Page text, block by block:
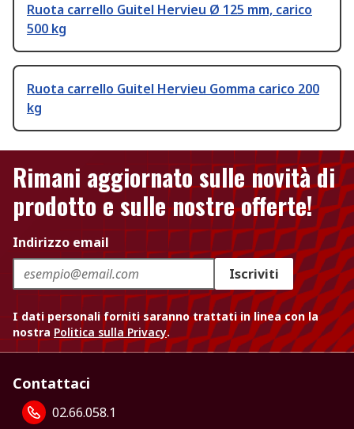
Ruota carrello Guitel Hervieu Ø 125 mm, carico
500 kg
Ruota carrello Guitel Hervieu Gomma carico 200
kg
Rimani aggiornato sulle novità di
prodotto e sulle nostre offerte!
Indirizzo email
Iscriviti
I dati personali forniti saranno trattati in linea con la
nostra Politica sulla Privacy.
Contattaci
02.66.058.1